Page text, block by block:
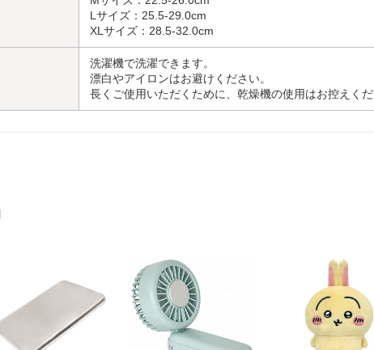
Lサイズ：25.5-29.0cm
XLサイズ：28.5-32.0cm
洗濯機で洗濯できます。
漂白やアイロンはお避けください。
長くご使用いただくために、乾燥機の使用はお控えくだ